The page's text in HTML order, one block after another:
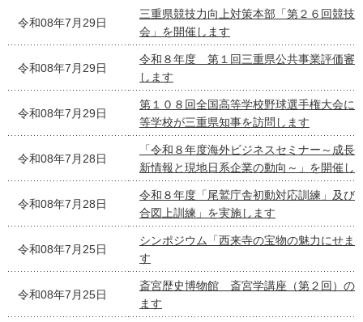
令和08年7月29日
三重県競技力向上対策本部「第２６回競技
会」を開催します
令和08年7月29日
令和８年度 第１回三重県公共事業評価審
します
令和08年7月29日
第１０８回全国高等学校野球選手権大会に
等学校が三重県知事を訪問します
令和08年7月28日
「令和８年度海外ビジネスセミナー～成長
新情報と現地日系企業の動向～」を開催し
令和08年7月28日
令和８年度「尾鷲庁舎初動対応訓練」及び
合図上訓練」を実施します
令和08年7月25日
シンポジウム「西来寺の宝物の魅力にせま
す
令和08年7月25日
斎宮歴史博物館 斎宮学講座（第２回）の
ます